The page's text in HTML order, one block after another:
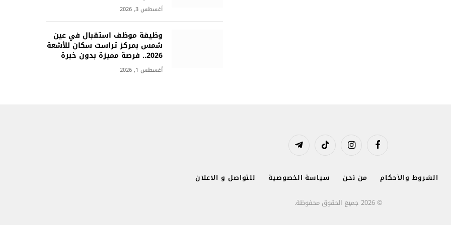
أغسطس 3, 2026
وظيفة موظف استقبال في عين
شمس بمركز تراست سكان للأشعة
2026.. فرصة مميزة بدون خبرة
أغسطس 1, 2026
فيسبوك الانستغرامتيكتوك تيلقرام
الشروط والأحكام من نحن سياسة الخصوصية
للتواصل و الاعلان
© 2026 جميع الحقوق محفوظة.